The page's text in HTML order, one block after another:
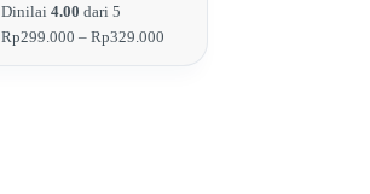
Dinilai 4.00 dari 5
Rp299.000 – Rp329.000Rentang